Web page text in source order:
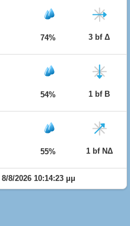
74% 3 bf Δ
54% 1 bf Β
55% 1 bf ΝΔ
8/2026 10:14:23 μμ